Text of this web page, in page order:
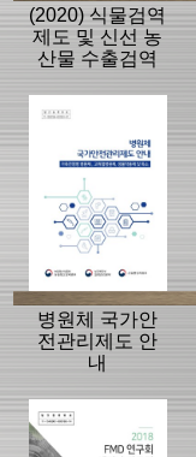
(2020) 식물검역
제도 및 신선 농
산물 수출검역
병원체 국가안
전관리제도 안
내